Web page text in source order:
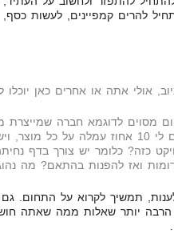
להרים קמפיינים, לעשות
אולי אתה או אחרים כאן יוכלו
מסוים לדוגמא חברה שמייצרת
מוצרים.
כזה? כלומר יש צורך בדף
ואז להפנות בהתאם? מה
תמשיך לקרוא על התחום.
הרבה יותר שאלות ממה שאתה